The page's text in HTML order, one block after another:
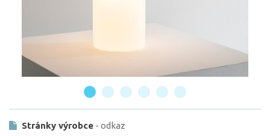
Stránky výrobce - odkaz